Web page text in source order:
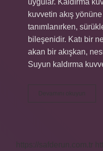
uygular. Kaldırma
kuvvetin akış
tanımlanırken,
bileşenidir. Katı bir
akan bir akışkan,
Suyun kaldırma
Devamını okuyun
Kuvveti
https://safderun.com.tr